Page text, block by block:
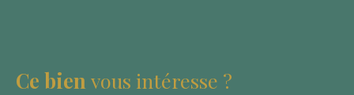
Ce bien vous intéresse ?